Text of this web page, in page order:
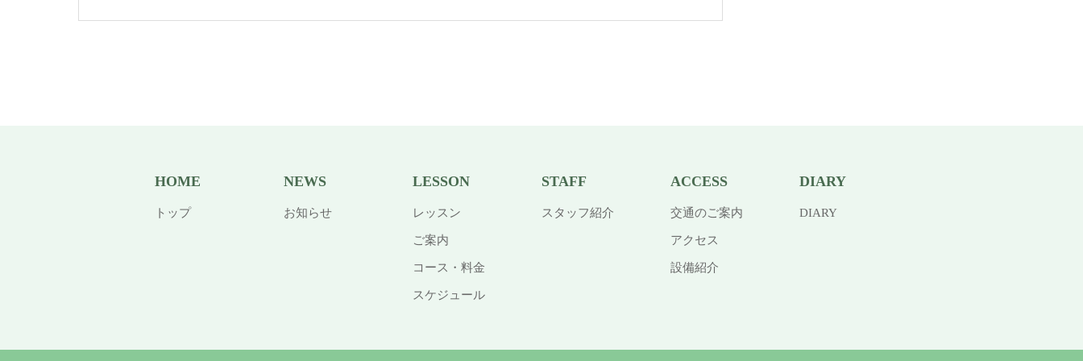
HOME
トップ
NEWS
お知らせ
LESSON
レッスン
ご案内
コース・料金
スケジュール
STAFF
スタッフ紹介
ACCESS
交通のご案内
アクセス
設備紹介
DIARY
DIARY